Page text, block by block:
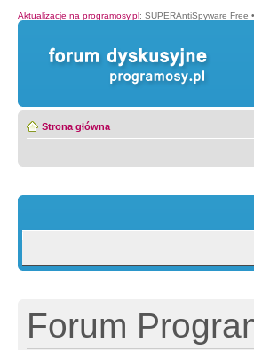
Aktualizacje na programosy.pl: SUPERAntiSpyware Free •
Strona główna
Forum